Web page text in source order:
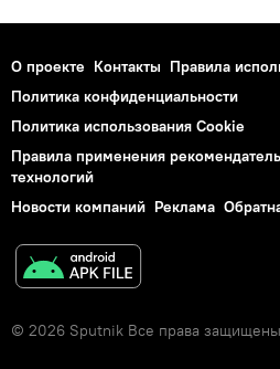
О проекте Контакты Правила
Политика конфиденциальности
Политика использования Cookie
Правила применения
технологий
Новости компаний Реклама
© 2026 Sputnik Все права